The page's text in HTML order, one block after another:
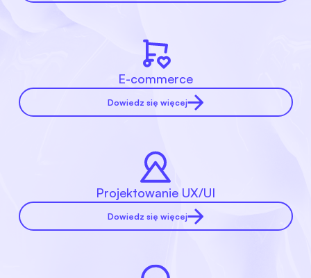
E-commerce
Dowiedz się więcej
Projektowanie UX/UI
Dowiedz się więcej